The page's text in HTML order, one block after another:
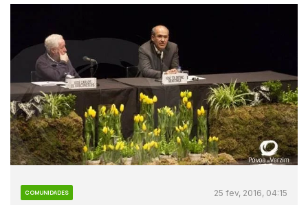
COMUNIDADES 25 fev, 2016, 04:15